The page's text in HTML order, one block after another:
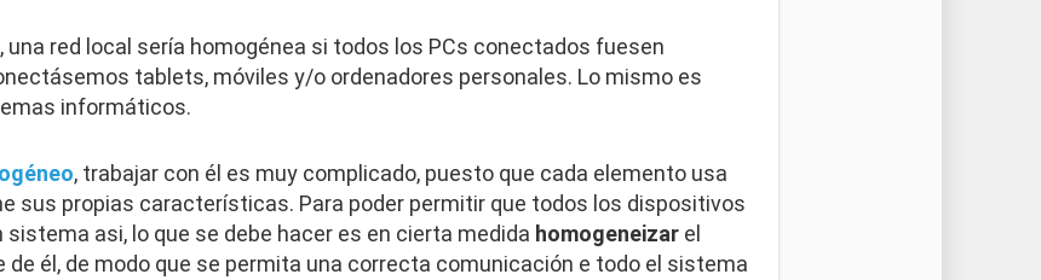
una red local sería homogénea si todos los PCs conectados fuesen
tablets, móviles y/o ordenadores personales. Lo mismo es
informáticos.
, trabajar con él es muy complicado, puesto que cada elemento usa
sus propias características. Para poder permitir que todos los dispositivos
asi, lo que se debe hacer es en cierta medida homogeneizarel
de él, de modo que se permita una correcta comunicación e todo el sistema